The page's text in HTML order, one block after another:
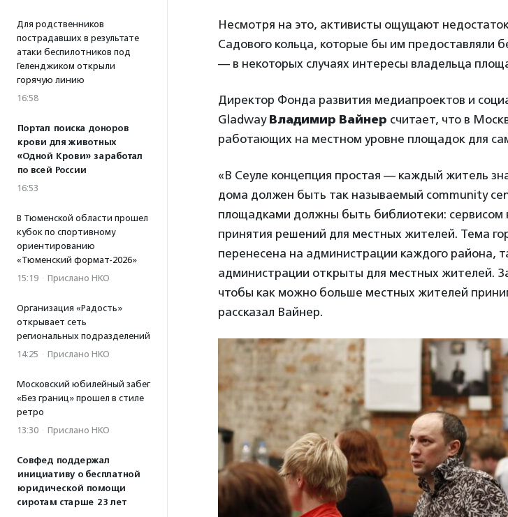
Для родственников
пострадавших в результате
атаки беспилотников под
Геленджиком открыли
горячую линию
16:58
Портал поиска доноров
крови для животных
«Одной Крови» заработал
по всей России
16:53
В Тюменской области прошел
кубок по спортивному
ориентированию
«Тюменский формат-2026»
15:19 · Прислано НКО
Организация «Радость»
открывает сеть
региональных подразделений
14:25 · Прислано НКО
Московский юбилейный забег
«Без границ» прошел в стиле
ретро
13:30 · Прислано НКО
Совфед поддержал
инициативу о бесплатной
юридической помощи
сиротам старше 23 лет
Несмотря на это, активисты ощущают
Садового кольца, которые бы им предоставляли
— в некоторых случаях интересы владельца
Директор Фонда развития медиапроектов и
Gladway Владимир Вайнер считает, что в
работающих на местном уровне площадок для
«В Сеуле концепция простая — каждый житель
дома должен быть так называемый community
площадками должны быть библиотеки: сервисом
принятия решений для местных жителей. Тема
перенесена на администрации каждого района,
администрации открыты для местных жителей.
чтобы как можно больше местных жителей
рассказал Вайнер.